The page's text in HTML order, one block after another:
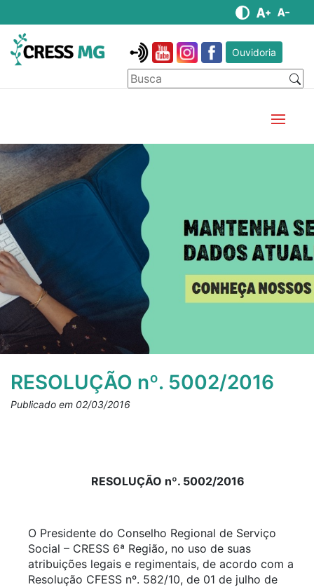
Ouvidoria
RESOLUÇÃO nº. 5002/2016
Publicado em 02/03/2016
RESOLUÇÃO nº. 5002/2016
O Presidente do Conselho Regional de Serviço
Social – CRESS 6ª Região, no uso de suas
atribuições legais e regimentais, de acordo com a
Resolução CFESS nº. 582/10, de 01 de julho de